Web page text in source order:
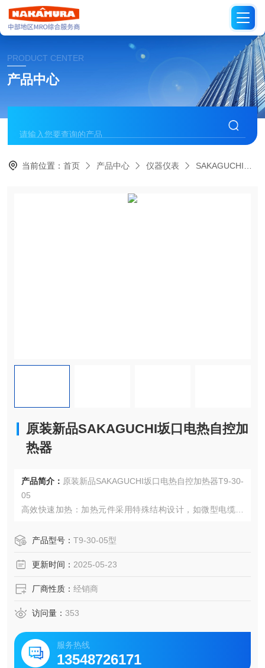
PRODUCT CENTER
产品中心
当前位置：首页 产品中心 仪器仪表 SAKAGUCHI日本坂口电热
原装新品SAKAGUCHI坂口电热自控加
热器
产品简介： 原装新品SAKAGUCHI坂口电热自控加热器T9-30-
05
高效快速加热：加热元件采用特殊结构设计，如微型电缆空
元件与特殊弯曲结构，大大提高了气体的加热效率，能够快
产品型号： T9-30-05型
更新时间： 2025-05-23
厂商性质： 经销商
访问量： 353
服务热线
13548726171